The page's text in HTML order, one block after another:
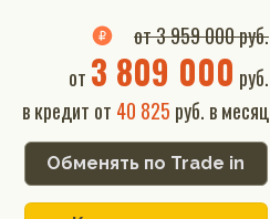
от 3 959 000 руб.
от 3 809 000 руб.
в кредит от 40 825 руб. в месяц
Обменять по Trade in